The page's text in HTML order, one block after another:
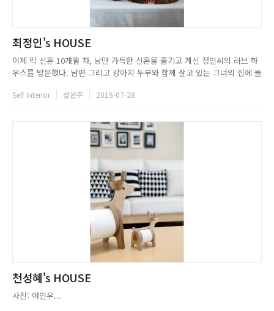
최정인's HOUSE
이제 막 신혼 10개월 차, 낭만 가득한 신혼을 즐기고 계신 정인씨의 러브 하
우스를 방문했다. 남편 그리고 강아지 두부와 함께 살고 있는 그녀의 집에 들
기자기한 소품들이 눈에 띄었다. 직장을 그만두고 전업주부로서의 삶을 살고
Self Interior 성은주 2015-07-28
천성혜's HOUSE
사진: 여인우...